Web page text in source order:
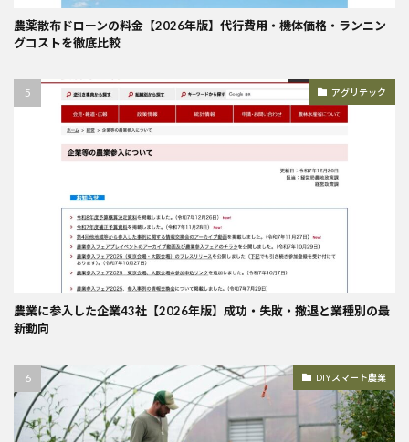
農薬散布ドローンの料金【2026年版】代行費用・機体価格・ランニン
グコストを徹底比較
アグリテック
農業に参入した企業43社【2026年版】成功・失敗・撤退と業種別の最
新動向
DIYスマート農業